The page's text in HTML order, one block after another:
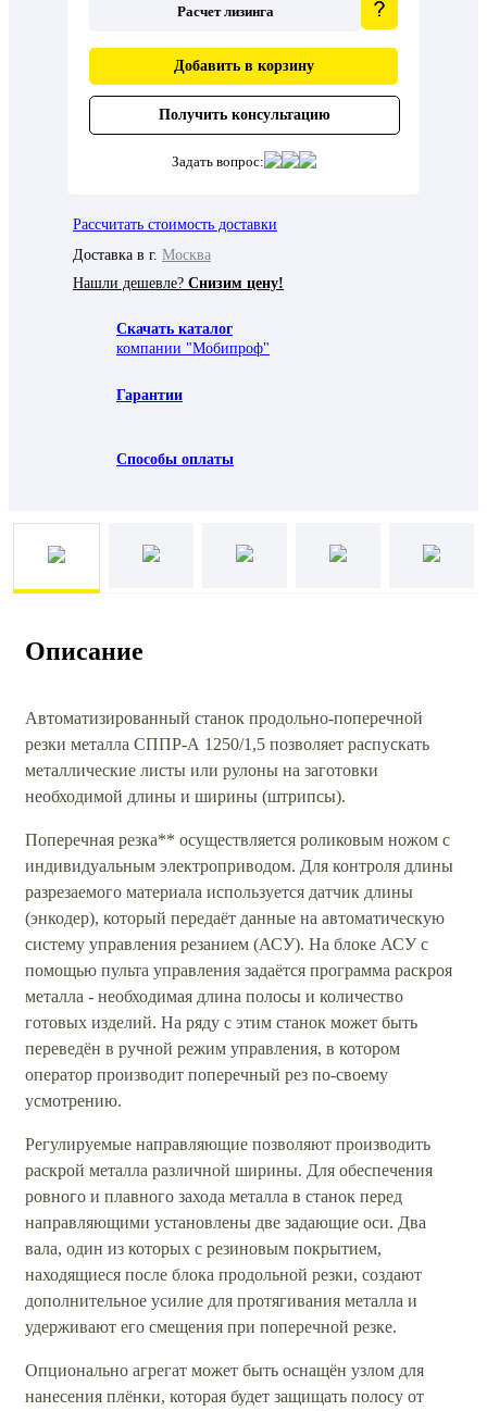
Расчет лизинга
Добавить в корзину
Получить консультацию
Задать вопрос:
Рассчитать стоимость доставки
Доставка в г. Москва
Нашли дешевле? Снизим цену!
Скачать каталог
компании "Мобипроф"
Гарантии
Способы оплаты
Описание
Автоматизированный станок продольно-поперечной
резки металла СППР-А 1250/1,5 позволяет распускать
металлические листы или рулоны на заготовки
необходимой длины и ширины (штрипсы).
Поперечная резка** осуществляется роликовым ножом с
индивидуальным электроприводом. Для контроля длины
разрезаемого материала используется датчик длины
(энкодер), который передаёт данные на автоматическую
систему управления резанием (АСУ). На блоке АСУ с
помощью пульта управления задаётся программа раскроя
металла - необходимая длина полосы и количество
готовых изделий. На ряду с этим станок может быть
переведён в ручной режим управления, в котором
оператор производит поперечный рез по-своему
усмотрению.
Регулируемые направляющие позволяют производить
раскрой металла различной ширины. Для обеспечения
ровного и плавного захода металла в станок перед
направляющими установлены две задающие оси. Два
вала, один из которых с резиновым покрытием,
находящиеся после блока продольной резки, создают
дополнительное усилие для протягивания металла и
удерживают его смещения при поперечной резке.
Опционально агрегат может быть оснащён узлом для
нанесения плёнки, которая будет защищать полосу от